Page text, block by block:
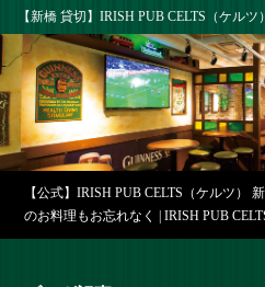
【新橋 貸切】IRISH PUB CELTS（ケル
【公式】IRISH PUB CELTS（ケルツ）
のお料理もお忘れなく | IRISH PUB